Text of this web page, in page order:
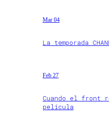
Mar 04
La temporada
Feb 27
Cuando el front
película